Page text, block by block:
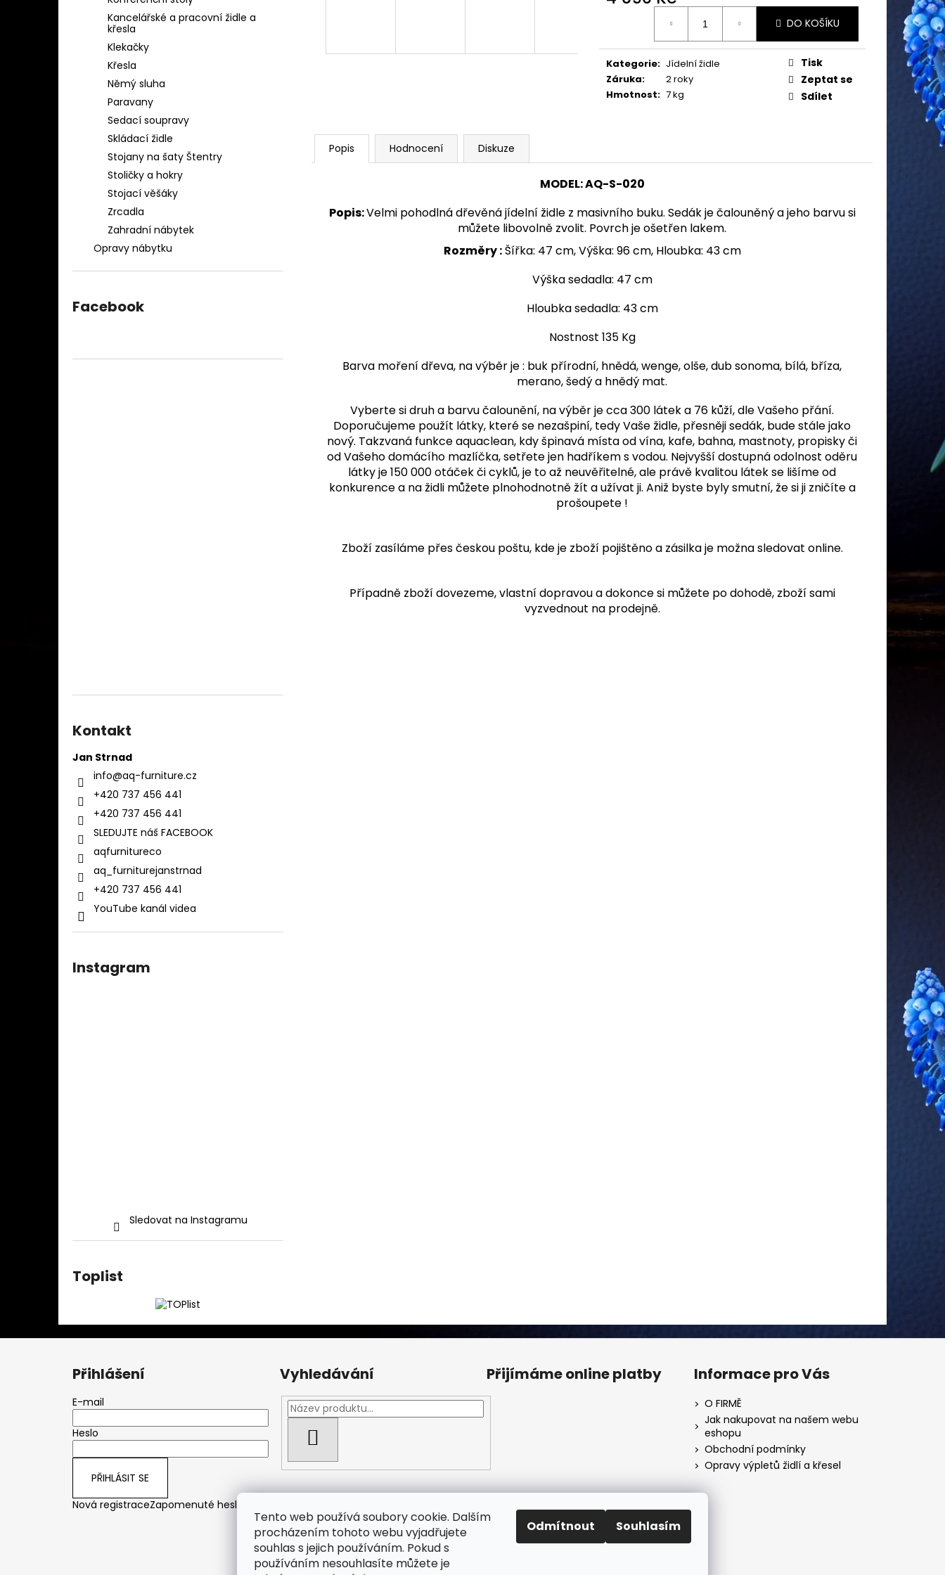
Tento web používá soubory cookie. Dalším
procházením tohoto webu vyjadřujete
souhlas s jejich používáním. Pokud s
používáním nesouhlasíte můžete je
Odmítnout Souhlasím
Kancelářské a pracovní židle a
křesla
Klekačky
Křesla
Němý sluha
Paravany
Sedací soupravy
Skládací židle
Stojany na šaty Štentry
Stoličky a hokry
Stojací věšáky
Zrcadla
Zahradní nábytek
Opravy nábytku
Facebook
Kontakt
Jan Strnad
info@aq-furniture.cz
+420 737 456 441
+420 737 456 441
SLEDUJTE náš FACEBOOK
aqfurnitureco
aq_furniturejanstrnad
+420 737 456 441
YouTube kanál videa
Instagram
Sledovat na Instagramu
Toplist
DO KOŠÍKU
Kategorie: Jídelní židle
Záruka:
2 roky
Hmotnost: 7 kg
Tisk
Zeptat se
Sdílet
Popis Hodnocení Diskuze
MODEL:AQ-S-020
Popis:Velmi pohodlná dřevěná jídelní židle z masivního buku. Sedák je čalouněný a jeho barvu si
můžete libovolně zvolit. Povrch je ošetřen lakem.
Rozměry :Šířka: 47 cm, Výška: 96 cm, Hloubka: 43 cm
Výška sedadla: 47 cm
Hloubka sedadla: 43 cm
Nostnost 135 Kg
Barva moření dřeva, na výběr je : buk přírodní, hnědá, wenge, olše, dub sonoma, bílá, bříza,
merano, šedý a hnědý mat.
Vyberte si druh a barvu čalounění, na výběr je cca 300 látek a 76 kůží, dle Vašeho přání.
Doporučujeme použít látky, které se nezašpiní, tedy Vaše židle, přesněji sedák, bude stále jako
nový. Takzvaná funkce aquaclean, kdy špinavá místa od vína, kafe, bahna, mastnoty, propisky či
od Vašeho domácího mazlíčka, setřete jen hadříkem s vodou. Nejvyšší dostupná odolnost oděru
látky je 150 000 otáček či cyklů, je to až neuvěřitelné, ale právě kvalitou látek se lišíme od
konkurence a na židli můžete plnohodnotně žít a užívat ji. Aniž byste byly smutní, že si ji zničíte a
prošoupete !
Zboží zasíláme přes českou poštu, kde je zboží pojištěno a zásilka je možna sledovat online.
Případně zboží dovezeme, vlastní dopravou a dokonce si můžete po dohodě, zboží sami
vyzvednout na prodejně.
1 280 Kč
Přihlášení
E-mail
Heslo
PŘIHLÁSIT SE
Nová registraceZapomenuté heslo
Vyhledávání Přijímáme online platby Informace pro Vás
O FIRMĚ
Jak nakupovat na našem webu
eshopu
Obchodní podmínky
Opravy výpletů židlí a křesel
Facebook Fan page